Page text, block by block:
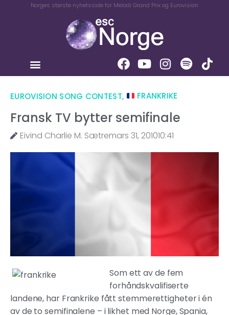
Norges største nyhetsside for Melodi Grand Prix og Eurovision
EUROVISION SONG CONTEST, FRANKRIKE
Fransk TV bytter semifinale
Eivind Charlie M. Sætremars 31, 201010:41
Som ett av de fem
forhåndskvalifiserte
landene, har Frankrike fått stemmerettigheter i én
av de to semifinalene – i likhet med Norge, Spania,